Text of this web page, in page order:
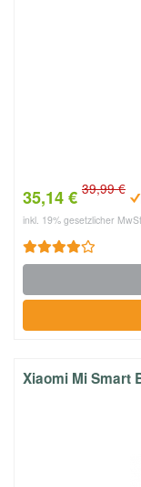
35,14 € 39,99 €
inkl. 19% gesetzlicher
Xiaomi Mi Smart